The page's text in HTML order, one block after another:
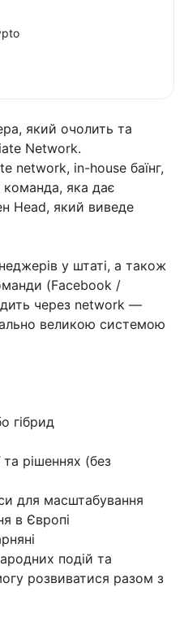
який очолить та
Network.
network, in-house баїнг,
команда, яка дає
Head, який виведе
у штаті, а також
(Facebook /
через network —
великою системою
гібрид
та рішеннях (без
для масштабування
в Європі
подій та
розвиватися разом з